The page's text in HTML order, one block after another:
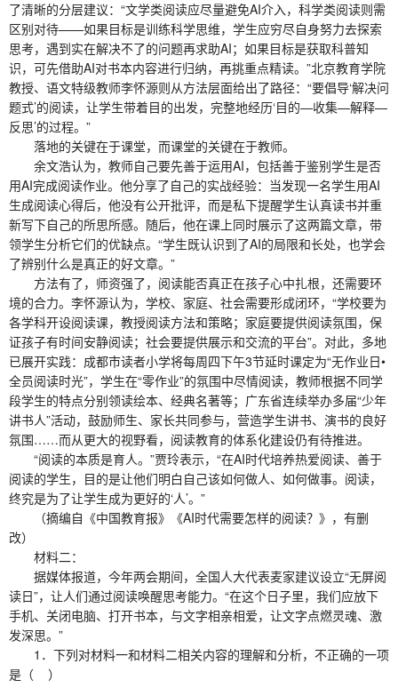
了清晰的分层建议：“文学类阅读应尽量避免AI介入，科学类阅读则需
区别对待——如果目标是训练科学思维，学生应穷尽自身努力去探索
思考，遇到实在解决不了的问题再求助AI；如果目标是获取科普知
识，可先借助AI对书本内容进行归纳，再挑重点精读。”北京教育学院
教授、语文特级教师李怀源则从方法层面给出了路径：“要倡导‘解决问
题式’的阅读，让学生带着目的出发，完整地经历‘目的—收集—解释—
反思’的过程。”
落地的关键在于课堂，而课堂的关键在于教师。
余文浩认为，教师自己要先善于运用AI，包括善于鉴别学生是否
用AI完成阅读作业。他分享了自己的实战经验：当发现一名学生用AI
生成阅读心得后，他没有公开批评，而是私下提醒学生认真读书并重
新写下自己的所思所感。随后，他在课上同时展示了这两篇文章，带
领学生分析它们的优缺点。“学生既认识到了AI的局限和长处，也学会
了辨别什么是真正的好文章。”
方法有了，师资强了，阅读能否真正在孩子心中扎根，还需要环
境的合力。李怀源认为，学校、家庭、社会需要形成闭环，“学校要为
各学科开设阅读课，教授阅读方法和策略；家庭要提供阅读氛围，保
证孩子有时间安静阅读；社会要提供展示和交流的平台”。对此，多地
已展开实践：成都市读者小学将每周四下午3节延时课定为“无作业日•
全员阅读时光”，学生在“零作业”的氛围中尽情阅读，教师根据不同学
段学生的特点分别领读绘本、经典名著等；广东省连续举办多届“少年
讲书人”活动，鼓励师生、家长共同参与，营造学生讲书、演书的良好
氛围……而从更大的视野看，阅读教育的体系化建设仍有待推进。
“阅读的本质是育人。”贾玲表示，“在AI时代培养热爱阅读、善于
阅读的学生，目的是让他们明白自己该如何做人、如何做事。阅读，
终究是为了让学生成为更好的‘人’。”
（摘编自《中国教育报》《AI时代需要怎样的阅读？》，有删
改）
材料二：
据媒体报道，今年两会期间，全国人大代表麦家建议设立“无屏阅
读日”，让人们通过阅读唤醒思考能力。“在这个日子里，我们应放下
手机、关闭电脑、打开书本，与文字相亲相爱，让文字点燃灵魂、激
发深思。”
1．下列对材料一和材料二相关内容的理解和分析，不正确的一项
是（ ）